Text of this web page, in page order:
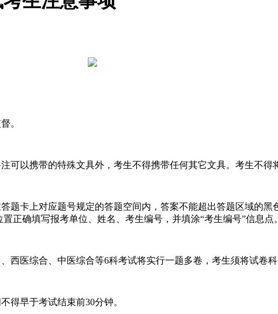
。
可以携带的特殊文具外，考生不得携带任何其它文具。考生不得
题卡上对应题号规定的答题空间内，答案不能超出答题区域的
正确填写报考单位、姓名、考生编号，并填涂“考生编号”信息点。
西医综合、中医综合等6科考试将实行一题多卷，考生须将试卷
得早于考试结束前30分钟。